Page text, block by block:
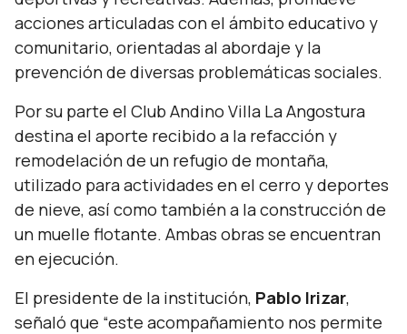
acciones articuladas con el ámbito educativo y
comunitario, orientadas al abordaje y la
prevención de diversas problemáticas sociales.
Por su parte el Club Andino Villa La Angostura
destina el aporte recibido a la refacción y
remodelación de un refugio de montaña,
utilizado para actividades en el cerro y deportes
de nieve, así como también a la construcción de
un muelle flotante. Ambas obras se encuentran
en ejecución.
El presidente de la institución, Pablo Irizar,
señaló que “este acompañamiento nos permite